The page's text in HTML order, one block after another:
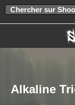
Alkaline